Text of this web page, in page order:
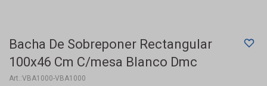
Bacha De Sobreponer Rectangular
100x46 Cm C/mesa Blanco Dmc
VBA1000-VBA1000